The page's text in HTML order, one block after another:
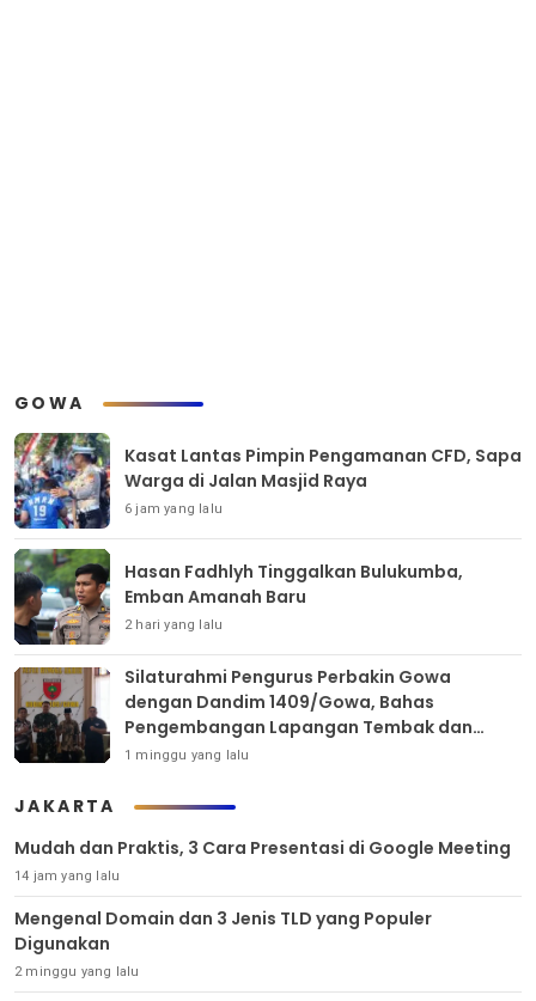
GOWA
Kasat Lantas Pimpin Pengamanan CFD, Sapa
Warga di Jalan Masjid Raya
6 jam yang lalu
Hasan Fadhlyh Tinggalkan Bulukumba,
Emban Amanah Baru
2 hari yang lalu
Silaturahmi Pengurus Perbakin Gowa
dengan Dandim 1409/Gowa, Bahas
Pengembangan Lapangan Tembak dan
Pembinaan Atlet
1 minggu yang lalu
JAKARTA
Mudah dan Praktis, 3 Cara Presentasi di Google Meeting
14 jam yang lalu
Mengenal Domain dan 3 Jenis TLD yang Populer
Digunakan
2 minggu yang lalu